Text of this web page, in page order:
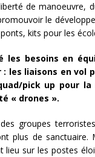
de manoeuvre,
le
kits pour les
les besoins en
les liaisons en vol
pick up pour
« drones ».
groupes
plus de
lieu sur les postes